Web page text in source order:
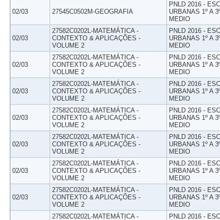
02/03 27545C0502M-GEOGRAFIA
PNLD 2016 -
URBANAS 1º A
MEDIO
02/03
27582C0202L-MATEMÁTICA -
CONTEXTO & APLICAÇÕES -
VOLUME 2
PNLD 2016 -
URBANAS 1º A
MEDIO
02/03
27582C0202L-MATEMÁTICA -
CONTEXTO & APLICAÇÕES -
VOLUME 2
PNLD 2016 -
URBANAS 1º A
MEDIO
02/03
27582C0202L-MATEMÁTICA -
CONTEXTO & APLICAÇÕES -
VOLUME 2
PNLD 2016 -
URBANAS 1º A
MEDIO
02/03
27582C0202L-MATEMÁTICA -
CONTEXTO & APLICAÇÕES -
VOLUME 2
PNLD 2016 -
URBANAS 1º A
MEDIO
02/03
27582C0202L-MATEMÁTICA -
CONTEXTO & APLICAÇÕES -
VOLUME 2
PNLD 2016 -
URBANAS 1º A
MEDIO
02/03
27582C0202L-MATEMÁTICA -
CONTEXTO & APLICAÇÕES -
VOLUME 2
PNLD 2016 -
URBANAS 1º A
MEDIO
02/03
27582C0202L-MATEMÁTICA -
CONTEXTO & APLICAÇÕES -
VOLUME 2
PNLD 2016 -
URBANAS 1º A
MEDIO
27582C0202L-MATEMÁTICA -
PNLD 2016 -